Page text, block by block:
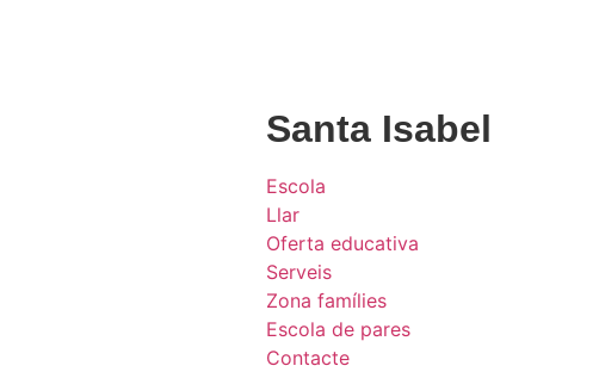
Santa Isabel
Escola
Llar
Oferta educativa
Serveis
Zona famílies
Escola de pares
Contacte